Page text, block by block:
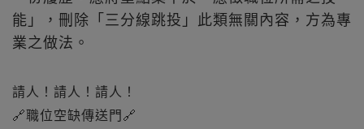
能」，刪除「三分線跳投」此類無關內容，方為專
業之做法。
請人！請人！請人！
🔗職位空缺傳送門🔗